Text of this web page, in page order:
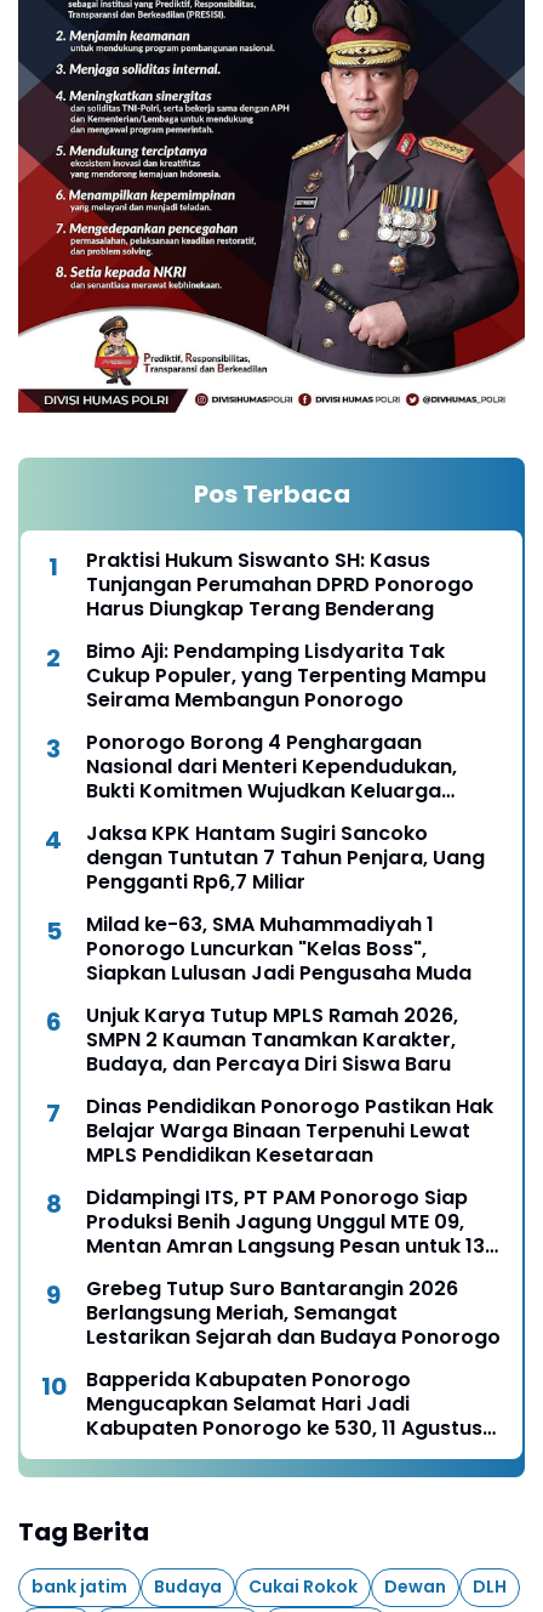
Pos Terbaca
Praktisi Hukum Siswanto SH: Kasus
Tunjangan Perumahan DPRD Ponorogo
Harus Diungkap Terang Benderang
Bimo Aji: Pendamping Lisdyarita Tak
Cukup Populer, yang Terpenting Mampu
Seirama Membangun Ponorogo
Ponorogo Borong 4 Penghargaan
Nasional dari Menteri Kependudukan,
Bukti Komitmen Wujudkan Keluarga
Jaksa KPK Hantam Sugiri Sancoko
dengan Tuntutan 7 Tahun Penjara, Uang
Pengganti Rp6,7 Miliar
Milad ke-63, SMA Muhammadiyah 1
Ponorogo Luncurkan "Kelas Boss",
Siapkan Lulusan Jadi Pengusaha Muda
Unjuk Karya Tutup MPLS Ramah 2026,
SMPN 2 Kauman Tanamkan Karakter,
Budaya, dan Percaya Diri Siswa Baru
Dinas Pendidikan Ponorogo Pastikan Hak
Belajar Warga Binaan Terpenuhi Lewat
MPLS Pendidikan Kesetaraan
Didampingi ITS, PT PAM Ponorogo Siap
Produksi Benih Jagung Unggul MTE 09,
Mentan Amran Langsung Pesan untuk 13
Grebeg Tutup Suro Bantarangin 2026
Berlangsung Meriah, Semangat
Lestarikan Sejarah dan Budaya Ponorogo
Bapperida Kabupaten Ponorogo
Mengucapkan Selamat Hari Jadi
Kabupaten Ponorogo ke 530, 11 Agustus
1496 - 11 Agustus 2026
Tag Berita
bank jatim Budaya Cukai Rokok Dewan
DLH